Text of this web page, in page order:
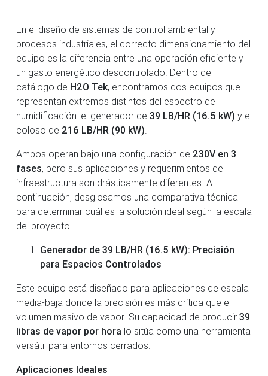
En el diseño de sistemas de control ambiental y
procesos industriales, el correcto dimensionamiento del
equipo es la diferencia entre una operación eficiente y
un gasto energético descontrolado. Dentro del
catálogo de H2O Tek, encontramos dos equipos que
representan extremos distintos del espectro de
humidificación: el generador de 39 LB/HR (16.5 kW) y el
coloso de 216 LB/HR (90 kW)
Ambos operan bajo una configuración de 230V en 3
fases, pero sus aplicaciones y requerimientos de
infraestructura son drásticamente diferentes. A
continuación, desglosamos una comparativa técnica
para determinar cuál es la solución ideal según la escala
del proyecto.
Generador de 39 LB/HR (16.5 kW): Precisión
para Espacios Controlados
Este equipo está diseñado para aplicaciones de escala
media-baja donde la precisión es más crítica que el
volumen masivo de vapor. Su capacidad de producir 39
libras de vapor por hora lo sitúa como una herramienta
versátil para entornos cerrados.
Aplicaciones Ideales